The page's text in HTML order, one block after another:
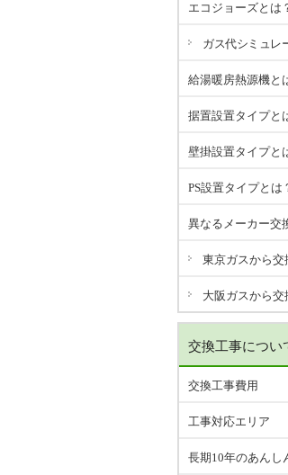
エコジョーズとは
ガス代シミュレ
給湯暖房熱源機と
据置設置タイプと
壁掛設置タイプと
PS設置タイプとは
異なるメーカー交
東京ガスから交
大阪ガスから交
交換工事につい
交換工事費用
工事対応エリア
長期10年のあんし